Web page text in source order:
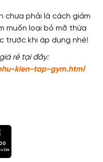
chưa phải là cách giảm
muốn loại bỏ mỡ thừa
trước khi áp dụng nhé!
giá rẻ tại đây:
kien-tap-gym.html
Dõi